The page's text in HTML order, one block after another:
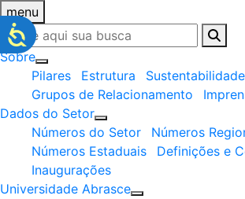
menu
Sobre
Pilares
Estrutura Sustentabilidade
Grupos de Relacionamento
Dados do Setor
Números do Setor
Números
Números Estaduais
Definições e
Inaugurações
Universidade Abrasce